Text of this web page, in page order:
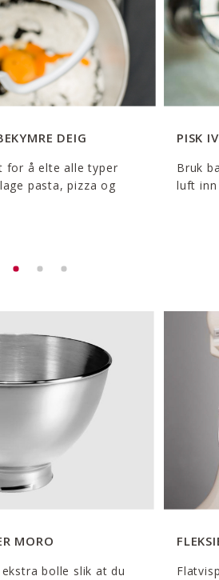
DEIG
for å elte alle typer
pasta, pizza og
PISK
Bruk
luft inn
MORO
bolle slik at du